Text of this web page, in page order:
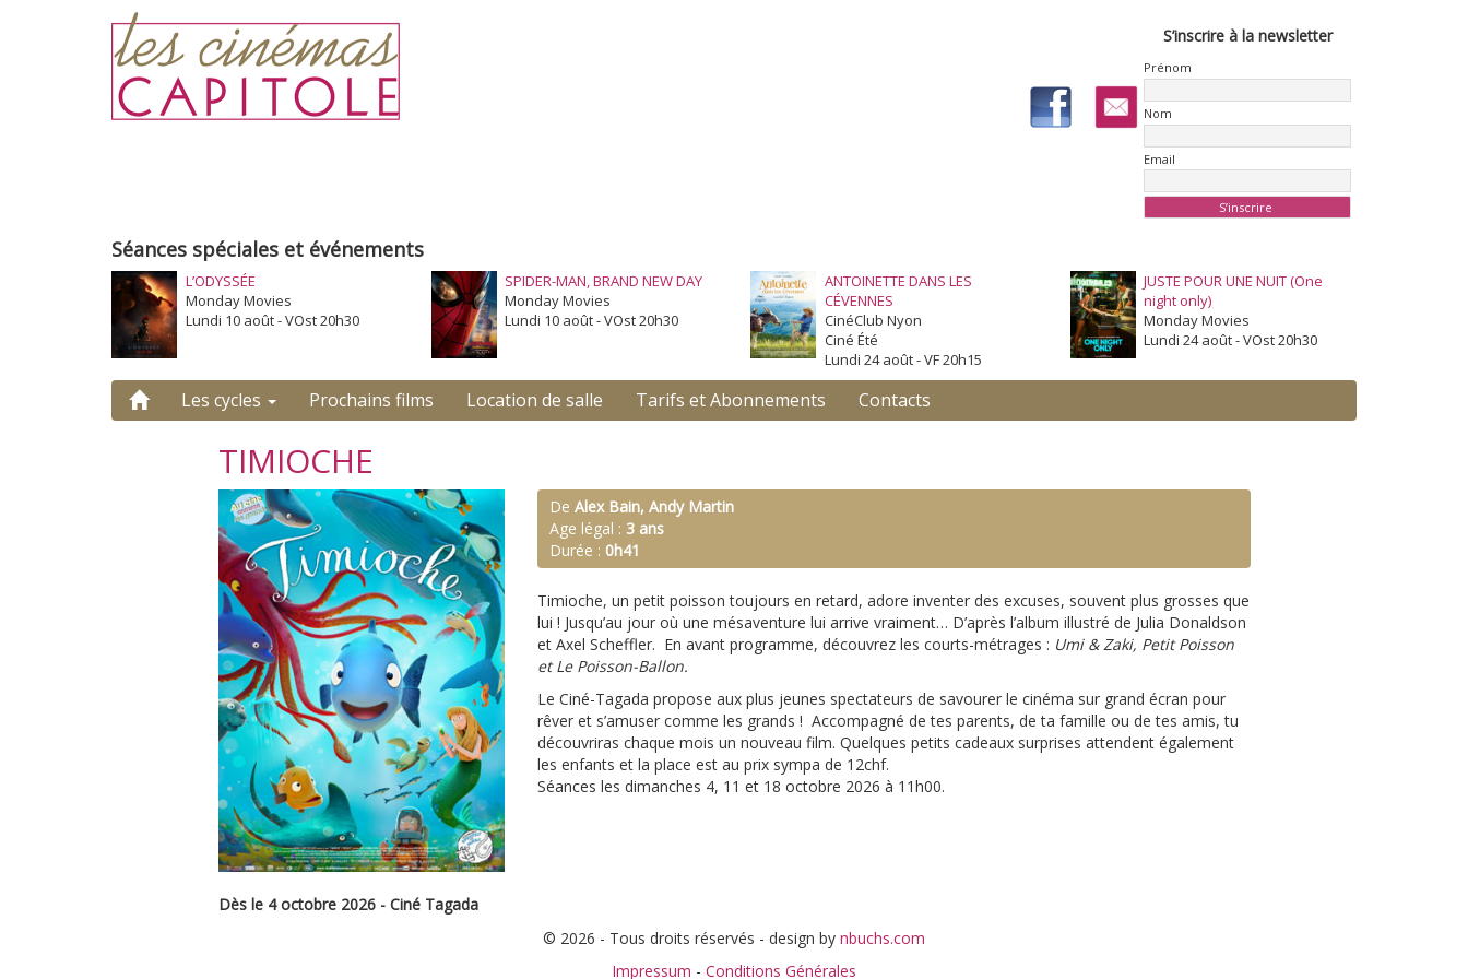
S’inscrire à la newsletter
Prénom
Nom
Email
Séances spéciales et événements
L’ODYSSÉE
Monday Movies
Lundi 10 août - VOst 20h30
SPIDER-MAN, BRAND NEW DAY
Monday Movies
Lundi 10 août - VOst 20h30
ANTOINETTE DANS LES
CÉVENNES
CinéClub Nyon
Ciné Été
Lundi 24 août - VF 20h15
JUSTE POUR UNE NUIT (One
night only)
Monday Movies
Lundi 24 août - VOst 20h30
Les cycles Prochains films Location de salle Tarifs et Abonnements Contacts
TIMIOCHE
Dès le 4 octobre 2026 - Ciné Tagada
De Alex Bain, Andy Martin
Age légal : 3 ans
Durée : 0h41
Timioche, un petit poisson toujours en retard, adore inventer des excuses, souvent plus grosses que
lui ! Jusqu’au jour où une mésaventure lui arrive vraiment… D’après l’album illustré de Julia Donaldson
et Axel Scheffler. En avant programme, découvrez les courts-métrages : Umi & Zaki, Petit Poisson
et Le Poisson-Ballon.
Le Ciné-Tagada propose aux plus jeunes spectateurs de savourer le cinéma sur grand écran pour
rêver et s’amuser comme les grands ! Accompagné de tes parents, de ta famille ou de tes amis, tu
découvriras chaque mois un nouveau film. Quelques petits cadeaux surprises attendent également
les enfants et la place est au prix sympa de 12chf.
Séances les dimanches 4, 11 et 18 octobre 2026 à 11h00.
© 2026 - Tous droits réservés - design by nbuchs.com
Impressum - Conditions Générales